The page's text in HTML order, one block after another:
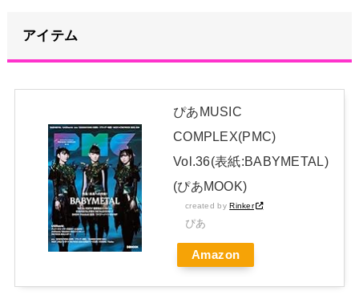
冨里奈央ちゃん、罰ゲームのセミをずっと気にしてたｗ【乃木
日本独自企画・限定生産盤「METAL FORTH (DELUXE
JAPAN EDITION)」着弾
【BABYMETAL】METAL FORTH DELUXE JAPAN EDITION
アイテム
ぴあMUSIC
COMPLEX(PMC)
Vol.36(表紙:BABYMETAL)
(ぴあMOOK)
created byRinker
ぴあ
Amazon